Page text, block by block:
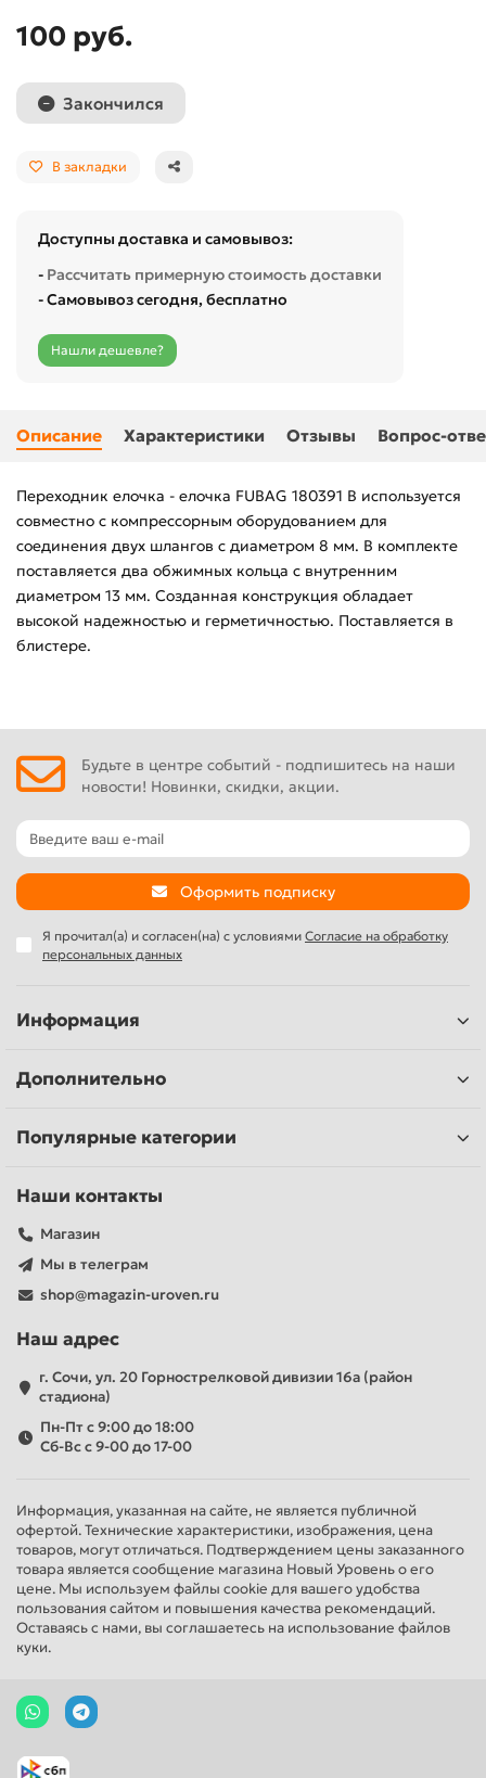
100 руб.
Закончился
В закладки
Доступны доставка и самовывоз:
- Рассчитать примерную стоимость доставки
- Самовывоз сегодня, бесплатно
Нашли дешевле?
Описание Характеристики Отзывы Вопрос-
Переходник елочка - елочка FUBAG 180391 B используется
совместно с компрессорным оборудованием для
соединения двух шлангов с диаметром 8 мм. В комплекте
поставляется два обжимных кольца с внутренним
диаметром 13 мм. Созданная конструкция обладает
высокой надежностью и герметичностью. Поставляется в
блистере.
Будьте в центре событий - подпишитесь на наши
новости! Новинки, скидки, акции.
Оформить подписку
Я прочитал(а) и согласен(на) с условиями Согласие на обработку
персональных данных
Информация
Дополнительно
Популярные категории
Наши контакты
Магазин
Мы в телеграм
shop@magazin-uroven.ru
Наш адрес
г. Сочи, ул. 20 Горнострелковой дивизии 16а (район
стадиона)
Пн-Пт с 9:00 до 18:00
Сб-Вс с 9-00 до 17-00
Информация, указанная на сайте, не является публичной
офертой. Технические характеристики, изображения, цена
товаров, могут отличаться. Подтверждением цены заказанного
товара является сообщение магазина Новый Уровень о его
цене. Мы используем файлы cookie для вашего удобства
пользования сайтом и повышения качества рекомендаций.
Оставаясь с нами, вы соглашаетесь на использование файлов
куки.